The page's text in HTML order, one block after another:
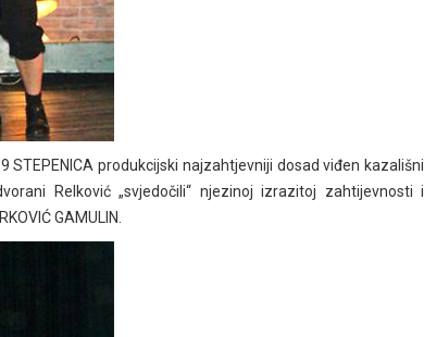
produkcijski najzahtjevniji dosad viđen kazališni
Relković „svjedočili“ njezinoj izrazitoj zahtijevnosti i
GAMULIN.